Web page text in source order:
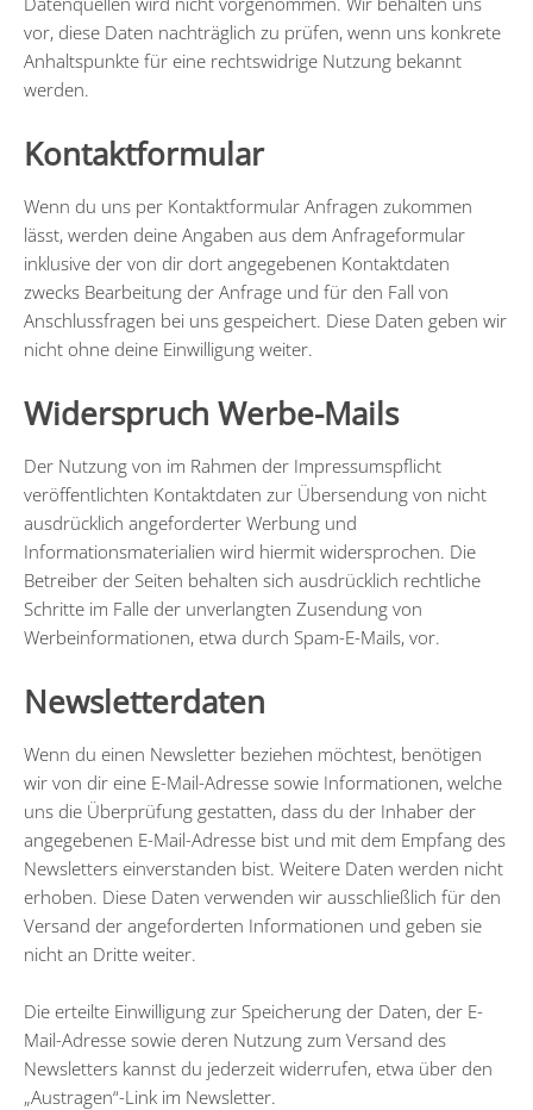
vor, diese Daten nachträglich zu prüfen, wenn uns konkrete
Anhaltspunkte für eine rechtswidrige Nutzung bekannt
werden.
Kontaktformular
Wenn du uns per Kontaktformular Anfragen zukommen
lässt, werden deine Angaben aus dem Anfrageformular
inklusive der von dir dort angegebenen Kontaktdaten
zwecks Bearbeitung der Anfrage und für den Fall von
Anschlussfragen bei uns gespeichert. Diese Daten geben wir
nicht ohne deine Einwilligung weiter.
Widerspruch Werbe-Mails
Der Nutzung von im Rahmen der Impressumspflicht
veröffentlichten Kontaktdaten zur Übersendung von nicht
ausdrücklich angeforderter Werbung und
Informationsmaterialien wird hiermit widersprochen. Die
Betreiber der Seiten behalten sich ausdrücklich rechtliche
Schritte im Falle der unverlangten Zusendung von
Werbeinformationen, etwa durch Spam-E-Mails, vor.
Newsletterdaten
Wenn du einen Newsletter beziehen möchtest, benötigen
wir von dir eine E-Mail-Adresse sowie Informationen, welche
uns die Überprüfung gestatten, dass du der Inhaber der
angegebenen E-Mail-Adresse bist und mit dem Empfang des
Newsletters einverstanden bist. Weitere Daten werden nicht
erhoben. Diese Daten verwenden wir ausschließlich für den
Versand der angeforderten Informationen und geben sie
nicht an Dritte weiter.
Die erteilte Einwilligung zur Speicherung der Daten, der E-
Mail-Adresse sowie deren Nutzung zum Versand des
Newsletters kannst du jederzeit widerrufen, etwa über den
„Austragen“-Link im Newsletter.